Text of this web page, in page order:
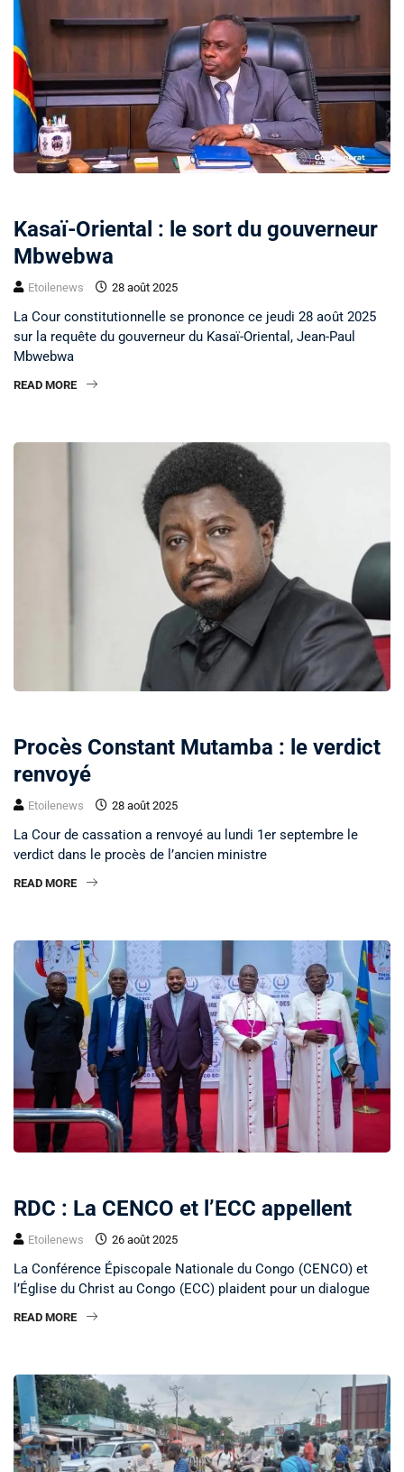
Kasaï-Oriental : le sort du gouverneur
Mbwebwa
Etoilenews 28 août 2025
La Cour constitutionnelle se prononce ce jeudi 28 août 2025
sur la requête du gouverneur du Kasaï-Oriental, Jean-Paul
Mbwebwa
READ MORE
Procès Constant Mutamba : le verdict
renvoyé
Etoilenews 28 août 2025
La Cour de cassation a renvoyé au lundi 1er septembre le
verdict dans le procès de l’ancien ministre
READ MORE
RDC : La CENCO et l’ECC appellent
Etoilenews 26 août 2025
La Conférence Épiscopale Nationale du Congo (CENCO) et
l’Église du Christ au Congo (ECC) plaident pour un dialogue
READ MORE